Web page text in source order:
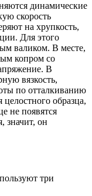
динамические
скорость
на хрупкость,
Для этого
валиком. В месте,
копром со
В
вязкость,
по отталкиванию
образца,
не появятся
значит, он
три